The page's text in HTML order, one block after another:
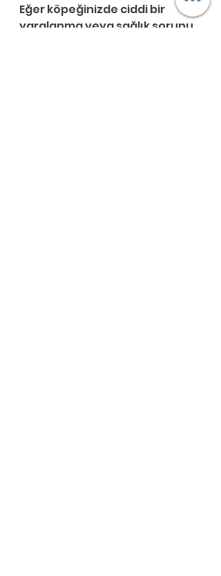
Eğer köpeğinizde ciddi bir
yaralanma veya sağlık sorunu